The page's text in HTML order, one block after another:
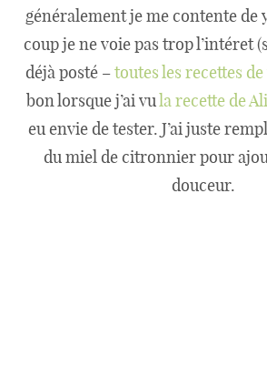
généralement je me contente de
coup je ne voie pas trop l’intéret
déjà posté –toutes les recettes
bon lorsque j’ai vula recette de
eu envie de tester. J’ai juste
du miel de citronnier pour
douceur.